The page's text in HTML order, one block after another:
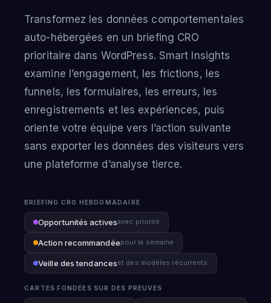
Transformez les données comportementales
auto-hébergées en un briefing CRO
prioritaire dans WordPress. Smart Insights
examine l’engagement, les frictions, les
funnels, les formulaires, les erreurs, les
enregistrements et les expériences, puis
oriente votre équipe vers l’action suivante
sans exporter les données des visiteurs vers
une plateforme d’analyse tierce.
BRIEFING CRO HEBDOMADAIRE
Opportunités activesavec priorité
Action recommandéepour la semaine
Veille des tendanceset des modèles récurrents
CARTES FONDÉES SUR DES PREUVES